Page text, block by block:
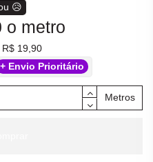
😥
o metro
19,90
+ Envio Prioritário
Metros